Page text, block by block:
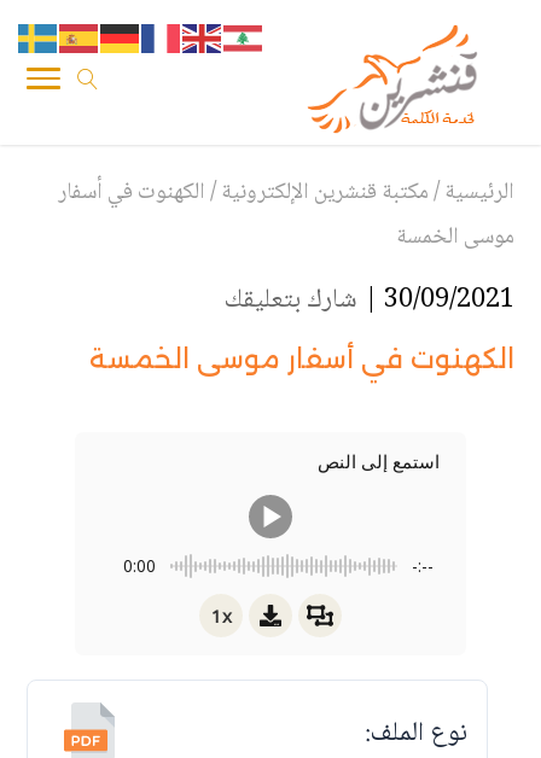
الرئيسية/مكتبة قنشرين الإلكترونية/الكهنوت في أسفار
موسى الخمسة
30/09/2021 | شارك بتعليقك
الكهنوت في أسفار موسى الخمسة
استمع إلى النص
0:00 -:--
1x
نوع الملف: